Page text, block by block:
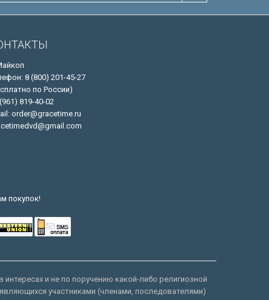
8 (800) 201-45-27
по России)
819-40-02
order@gracetime.ru
покупок!
и не по поручению какой-либо религиозной
участниками (членами, последователями)